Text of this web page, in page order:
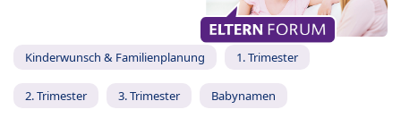
Kinderwunsch & Familienplanung 1. Trimester
2. Trimester 3. Trimester Babynamen